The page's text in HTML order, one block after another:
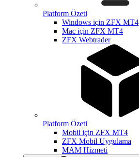
Platform Özeti
Windows için ZFX MT4
Mac için ZFX MT4
ZFX Webtrader
Platform Özeti
Mobil için ZFX MT4
ZFX Mobil Uygulama
MAM Hizmeti